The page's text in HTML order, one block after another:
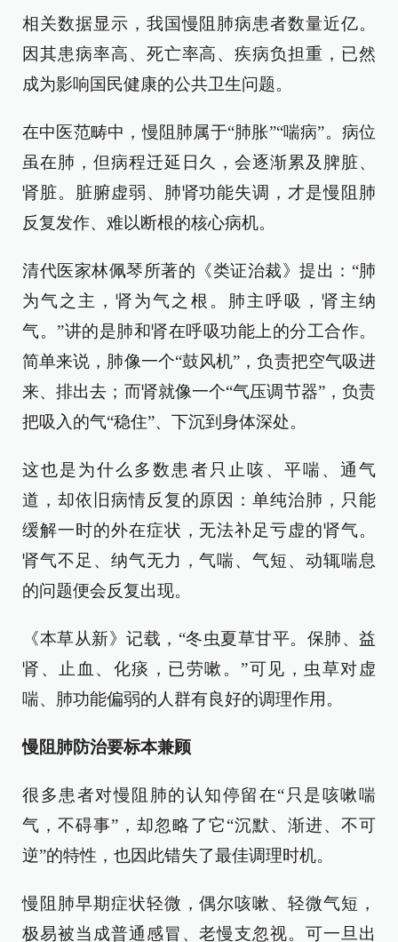
相关数据显示，我国慢阻肺病患者数量近亿。
因其患病率高、死亡率高、疾病负担重，已然
成为影响国民健康的公共卫生问题。
在中医范畴中，慢阻肺属于“肺胀”“喘病”。病位
虽在肺，但病程迁延日久，会逐渐累及脾脏、
肾脏。脏腑虚弱、肺肾功能失调，才是慢阻肺
反复发作、难以断根的核心病机。
清代医家林佩琴所著的《类证治裁》提出：“肺
为气之主，肾为气之根。肺主呼吸，肾主纳
气。”讲的是肺和肾在呼吸功能上的分工合作。
简单来说，肺像一个“鼓风机”，负责把空气吸进
来、排出去；而肾就像一个“气压调节器”，负责
把吸入的气“稳住”、下沉到身体深处。
这也是为什么多数患者只止咳、平喘、通气
道，却依旧病情反复的原因：单纯治肺，只能
缓解一时的外在症状，无法补足亏虚的肾气。
肾气不足、纳气无力，气喘、气短、动辄喘息
的问题便会反复出现。
《本草从新》记载，“冬虫夏草甘平。保肺、益
肾、止血、化痰，已劳嗽。”可见，虫草对虚
喘、肺功能偏弱的人群有良好的调理作用。
慢阻肺防治要标本兼顾
很多患者对慢阻肺的认知停留在“只是咳嗽喘
气，不碍事”，却忽略了它“沉默、渐进、不可
逆”的特性，也因此错失了最佳调理时机。
慢阻肺早期症状轻微，偶尔咳嗽、轻微气短，
极易被当成普通感冒、老慢支忽视。可一旦出